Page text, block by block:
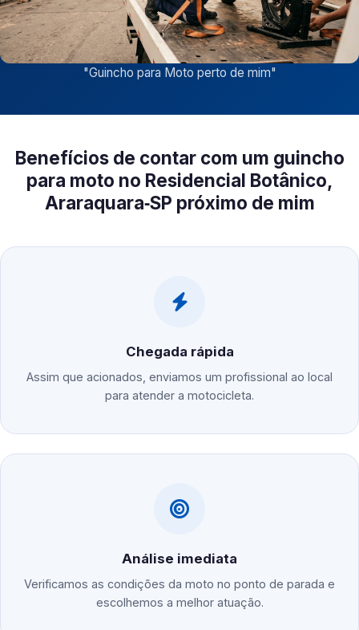
"Guincho para Moto perto de mim"
Benefícios de contar com um guincho
para moto no Residencial Botânico,
Araraquara‑SP próximo de mim
Chegada rápida
Assim que acionados, enviamos um profissional ao local
para atender a motocicleta.
Análise imediata
Verificamos as condições da moto no ponto de parada e
escolhemos a melhor atuação.